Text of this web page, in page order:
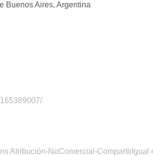
Buenos Aires, Argentina
Atribución-NoComercial-CompartirIgual